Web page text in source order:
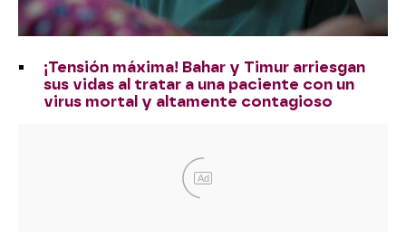
¡Tensión máxima! Bahar y Timur arriesgan
sus vidas al tratar a una paciente con un
virus mortal y altamente contagioso
Ad